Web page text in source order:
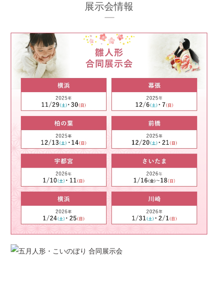
展示会情報